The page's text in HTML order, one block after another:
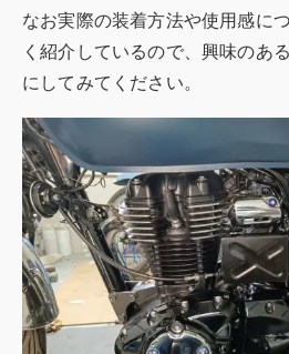
なお実際の装着方法や使用感に
く紹介しているので、興味のあ
にしてみてください。